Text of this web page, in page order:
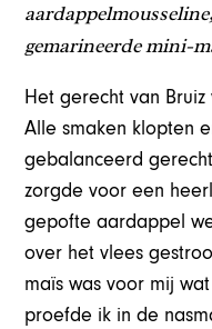
gemarineerde mini-
Het gerecht van
Alle smaken klopten
gebalanceerd
zorgde voor een
gepofte aardappel
over het vlees
maïs was voor mij
proefde ik in de